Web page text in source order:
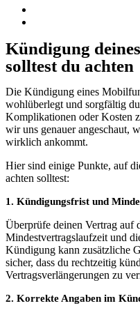
Kündigung
solltest du achten
Die Kündigung eines
wohlüberlegt und sorgfältig
Komplikationen oder Kosten
wir uns genauer angeschaut,
wirklich ankommt.
Hier sind einige Punkte, auf
achten solltest:
1. Kündigungsfrist und
Überprüfe deinen Vertrag auf
Mindestvertragslaufzeit und
Kündigung kann zusätzliche
sicher, dass du rechtzeitig
Vertragsverlängerungen zu
2. Korrekte Angaben im